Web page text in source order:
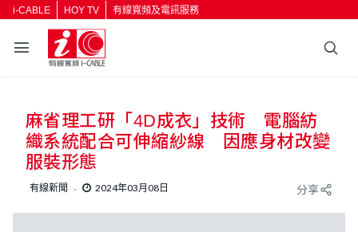
i-CABLE HOY TV 有線寬頻及電訊服務
麻省理工研「4D成衣」技術 電腦紡
織系統配合可伸縮紗線 因應身材改變
服裝形態
有線新聞 2024年03月08日 分享